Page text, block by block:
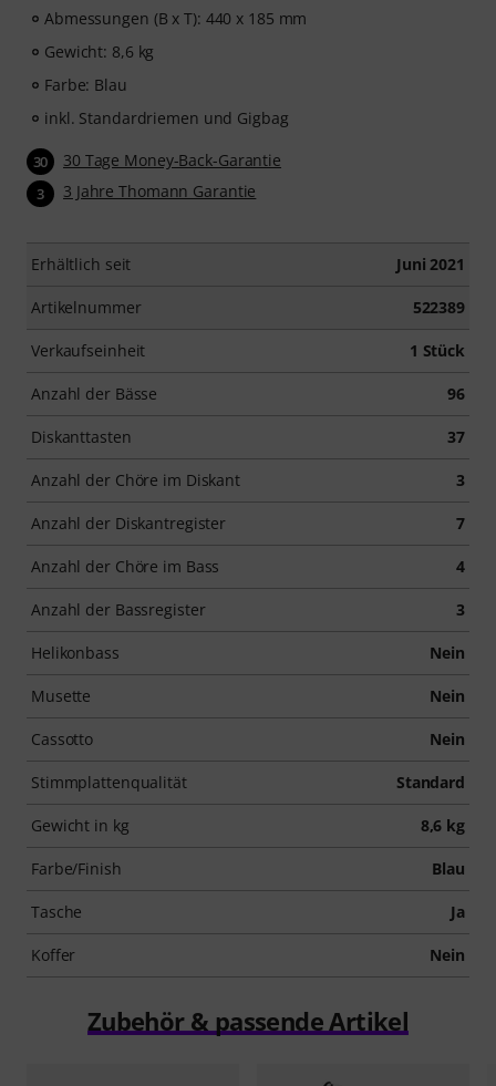
Abmessungen (B x T): 440 x 185 mm
Gewicht: 8,6 kg
Farbe: Blau
inkl. Standardriemen und Gigbag
30 30 Tage Money-Back-Garantie
3 3 Jahre Thomann Garantie
Erhältlich seit Juni 2021
Artikelnummer 522389
Verkaufseinheit 1 Stück
Anzahl der Bässe 96
Diskanttasten 37
Anzahl der Chöre im Diskant 3
Anzahl der Diskantregister 7
Anzahl der Chöre im Bass 4
Anzahl der Bassregister 3
Helikonbass Nein
Musette Nein
Cassotto Nein
Stimmplattenqualität Standard
Gewicht in kg 8,6 kg
Farbe/Finish Blau
Tasche Ja
Koffer Nein
Zubehör & passende Artikel